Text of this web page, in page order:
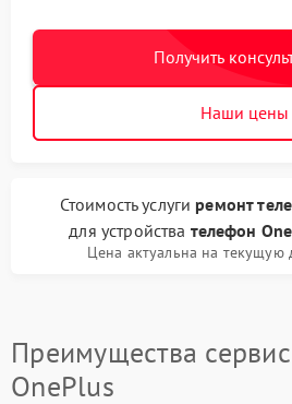
Получить
Наши цены
Стоимость услуги ремонт
для устройства телефон
Цена актуальна на текущую
Преимущества
OnePlus